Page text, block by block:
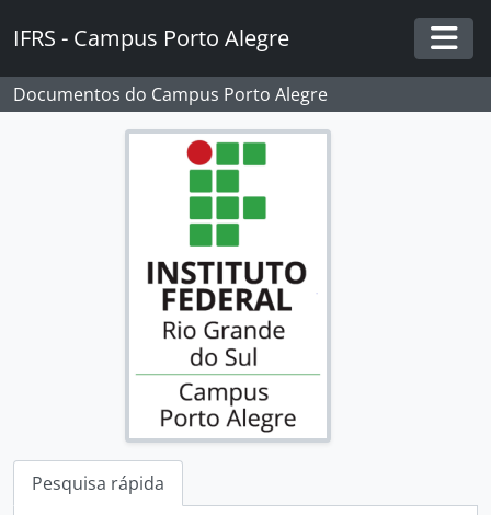
IFRS - Campus Porto Alegre
Documentos do Campus Porto Alegre
Pesquisa rápida